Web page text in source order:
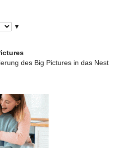
▼
des Big Pictures in das Nest